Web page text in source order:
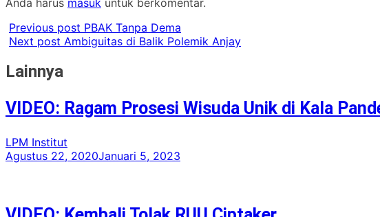
Anda harus masuk untuk berkomentar.
Previous post PBAK Tanpa Dema
Next post Ambiguitas di Balik Polemik Anjay
Lainnya
VIDEO: Ragam Prosesi Wisuda Unik di Kala
LPM Institut
Agustus 22, 2020Januari 5, 2023